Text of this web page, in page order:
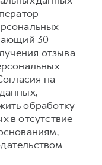
30
отзыва
на
обработку
в отсутствие